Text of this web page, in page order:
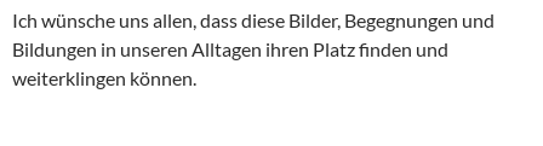
Ich wünsche uns allen, dass diese Bilder, Begegnungen und
Bildungen in unseren Alltagen ihren Platz finden und
weiterklingen können.